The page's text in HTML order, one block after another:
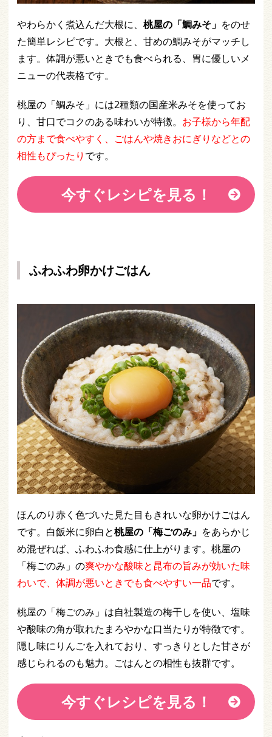
やわらかく煮込んだ大根に、 桃屋の「鯛みそ」 をのせ
た簡単レシピです。大根と、甘めの鯛みそがマッチし
ます。体調が悪いときでも食べられる、胃に優しいメ
ニューの代表格です。
桃屋の「鯛みそ」には2種類の国産米みそを使ってお
り、甘口でコクのある味わいが特徴。 お子様から年配
の方まで食べやすく 、ごはんや焼きおにぎりなどとの
相性もぴったり です。
今すぐレシピを見る！
ふわふわ卵かけごはん
ほんのり赤く色づいた見た目もきれいな卵かけごはん
です。白飯米に卵白と桃屋の「梅ごのみ」 をあらかじ
め混ぜれば、ふわふわ食感に仕上がります。桃屋の
「梅ごのみ」の爽やかな酸味と昆布の旨みが効いた味
わいで、体調が悪いときでも食べやすい一品です。
桃屋の「梅ごのみ」は自社製造の梅干しを使い、塩味
や酸味の角が取れたまろやかな口当たりが特徴です。
隠し味にりんごを入れており、すっきりとした甘さが
感じられるのも魅力。ごはんとの相性も抜群です。
今すぐレシピを見る！